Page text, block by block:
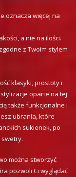
oznacza więcej na
a nie na ilości.
z Twoim stylem
klasyki, prostoty i
oparte na tej
także funkcjonalne i
ubrania, które
sukienek, po
można stworzyć
pozwoli Ci wyglądać